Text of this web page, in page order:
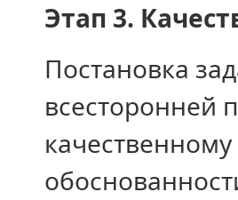
Этап 3.
Постановка
всесторонней